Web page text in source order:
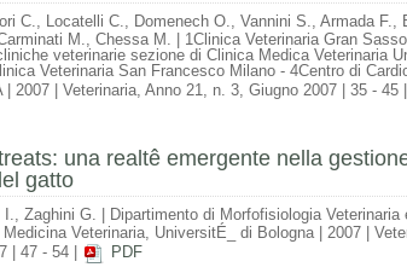
C., Locatelli C., Domenech O., Vannini S., Armada F.,
M., Chessa M.
1Clinica Veterinaria Gran
veterinarie sezione di Clinica Medica Veterinaria
Veterinaria San Francesco Milano - 4Centro di
2007 Veterinaria, Anno 21, n. 3, Giugno 2007 35 - 45
una realtê emergente nella
gatto
I., Zaghini G.
Dipartimento di Morfofisiologia Veterinaria
Veterinaria, UniversitÉ_ di Bologna
2007
47 - 54 PDF